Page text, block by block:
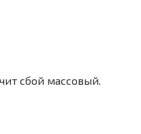
сбой массовый.